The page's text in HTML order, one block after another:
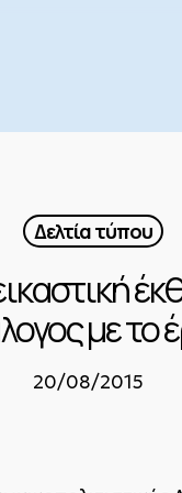
Δελτία τύπου
με
20/08/2015